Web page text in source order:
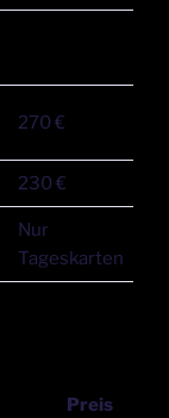
270 €
230 €
Nur
Tageskarten
Preis